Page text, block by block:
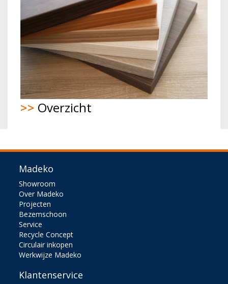
>> Overzicht
Madeko
Showroom
Over Madeko
Projecten
Bezemschoon
Service
Recycle Concept
Circulair inkopen
Werkwijze Madeko
Klantenservice